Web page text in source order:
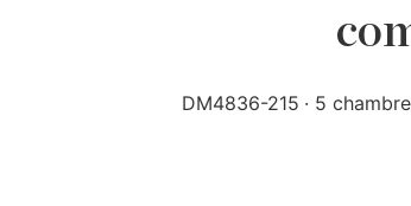
DM4836-215 5